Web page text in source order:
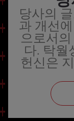
당사의
과 개선
으로서
다. 탁월
헌신은